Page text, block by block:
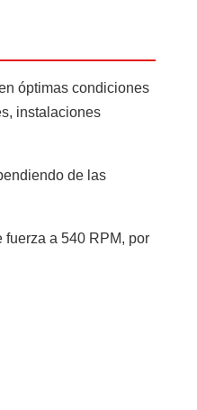
óptimas condiciones
instalaciones
de las
fuerza a 540 RPM, por